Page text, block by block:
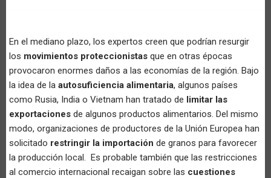
En el mediano plazo, los expertos creen que podrían resurgir
los movimientos proteccionistas que en otras épocas
provocaron enormes daños a las economías de la región. Bajo
la idea de la autosuficiencia alimentaria, algunos países
como Rusia, India o Vietnam han tratado de limitar las
exportaciones de algunos productos alimentarios. Del mismo
modo, organizaciones de productores de la Unión Europea han
solicitado restringir la importación de granos para favorecer
la producción local. Es probable también que las restricciones
al comercio internacional recaigan sobre las cuestiones